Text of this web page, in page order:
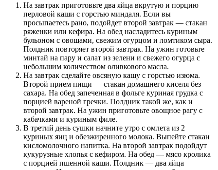
На завтрак приготовьте два яйца вкрутую и порцию
перловой каши с горстью миндаля. Если вы
просыпаетесь рано, подойдет второй завтрак — стакан
ряженки или кефира. На обед насладитесь куриным
бульоном с овощами, свежим огурцом и ломтиком сыра.
Полдник повторяет второй завтрак. На ужин готовьте
минтай на пару и салат из зелени и свежего огурца с
небольшим количеством оливкового масла.
На завтрак сделайте овсяную кашу с горстью изюма.
Второй прием пищи — стакан домашнего киселя без
сахара. На обед запеченная в фольге куриная грудка с
порцией вареной гречки. Полдник такой же, как и
второй завтрак. На ужин приготовьте овощное рагу с
кабачками и куриным филе.
В третий день сушки начните утро с омлета из 2
куриных яиц и обезжиренного молока. Выпейте стакан
кисломолочного напитка. На второй завтрак подойдут
кукурузные хлопья с кефиром. На обед — мясо кролика
с порцией пшенной каши. Полдник — два яйца